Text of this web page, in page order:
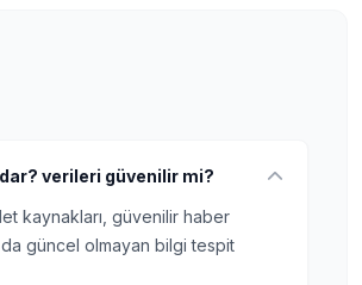
verileri güvenilir mi?
kaynakları, güvenilir haber
da güncel olmayan bilgi tespit